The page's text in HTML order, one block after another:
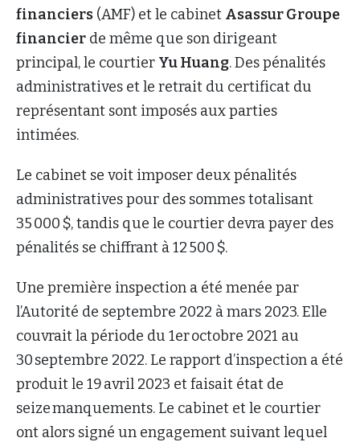
financiers (AMF) et le cabinet Asassur Groupe
financier de même que son dirigeant
principal, le courtier Yu Huang. Des pénalités
administratives et le retrait du certificat du
représentant sont imposés aux parties
intimées.
Le cabinet se voit imposer deux pénalités
administratives pour des sommes totalisant
35 000 $, tandis que le courtier devra payer des
pénalités se chiffrant à 12 500 $.
Une première inspection a été menée par
l’Autorité de septembre 2022 à mars 2023. Elle
couvrait la période du 1er octobre 2021 au
30 septembre 2022. Le rapport d’inspection a été
produit le 19 avril 2023 et faisait état de
seize manquements. Le cabinet et le courtier
ont alors signé un engagement suivant lequel